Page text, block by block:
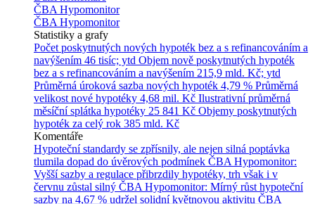
ČBA Hypomonitor
ČBA Hypomonitor
Statistiky a grafy
Počet poskytnutých nových hypoték bez a s refinancováním a
navýšením 46 tisíc; ytd Objem nově poskytnutých hypoték
bez a s refinancováním a navýšením 215,9 mld. Kč; ytd
Průměrná úroková sazba nových hypoték 4,79 % Průměrná
velikost nové hypotéky 4,68 mil. Kč Ilustrativní průměrná
měsíční splátka hypotéky 25 841 Kč Objemy poskytnutých
hypoték za celý rok 385 mld. Kč
Komentáře
Hypoteční standardy se zpřísnily, ale nejen silná poptávka
tlumila dopad do úvěrových podmínek ČBA Hypomonitor:
Vyšší sazby a regulace přibrzdily hypotéky, trh však i v
červnu zůstal silný ČBA Hypomonitor: Mírný růst hypoteční
sazby na 4,67 % udržel solidní květnovou aktivitu ČBA